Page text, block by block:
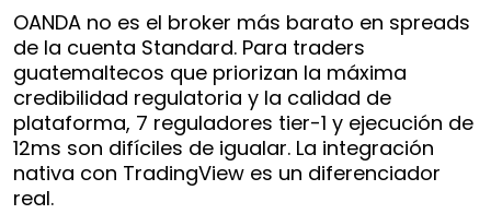
OANDA no es el broker más barato en spreads
de la cuenta Standard. Para traders
guatemaltecos que priorizan la máxima
credibilidad regulatoria y la calidad de
plataforma, 7 reguladores tier-1 y ejecución de
12ms son difíciles de igualar. La integración
nativa con TradingView es un diferenciador
real.